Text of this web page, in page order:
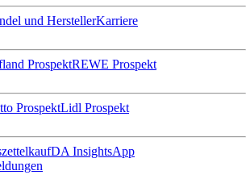
und HerstellerKarriere
ProspektREWE Prospekt
ProspektLidl Prospekt
kaufDA InsightsApp